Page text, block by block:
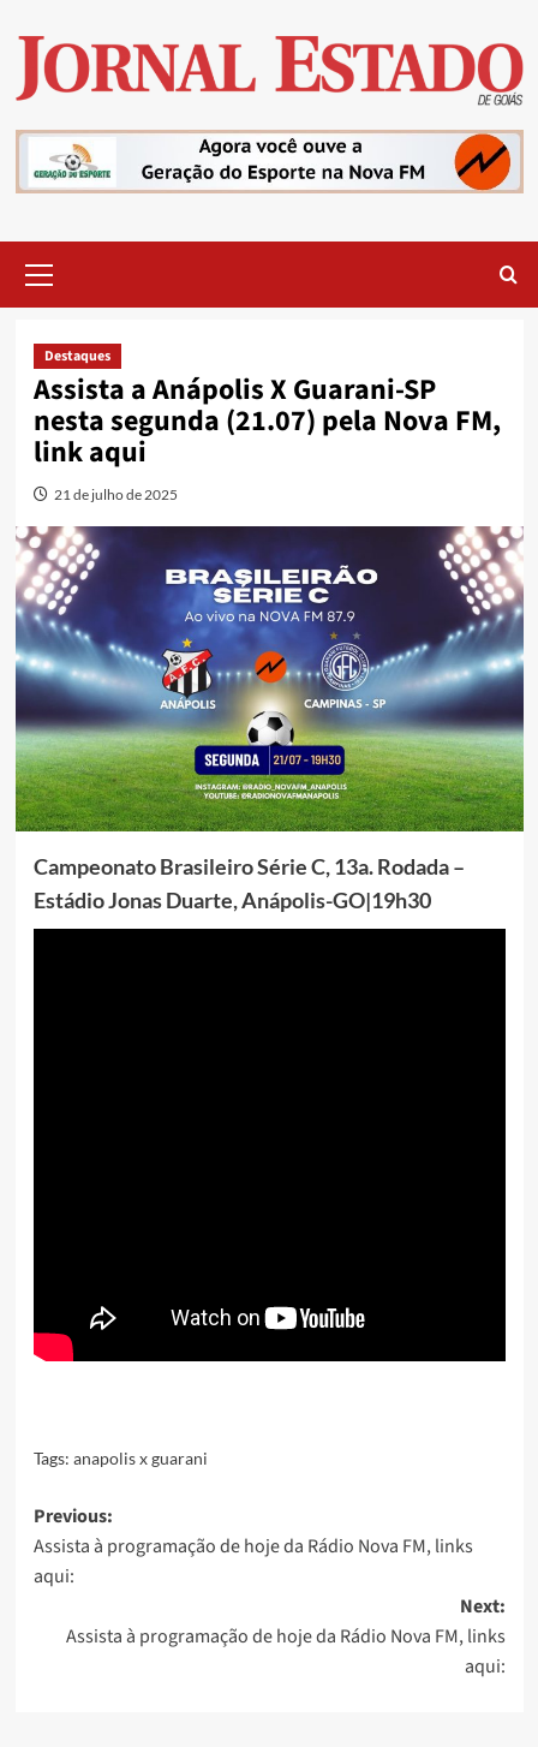
content
Menu
Destaques
Assista a Anápolis X Guarani-SP
nesta segunda (21.07) pela Nova FM,
link aqui
21 de julho de 2025
Campeonato Brasileiro Série C, 13a. Rodada –
Estádio Jonas Duarte, Anápolis-GO|19h30
Tags: anapolis x guarani
Post
navigation
Previous:
Assista à programação de hoje da Rádio Nova FM, links
aqui:
Next:
Assista à programação de hoje da Rádio Nova FM, links
aqui: